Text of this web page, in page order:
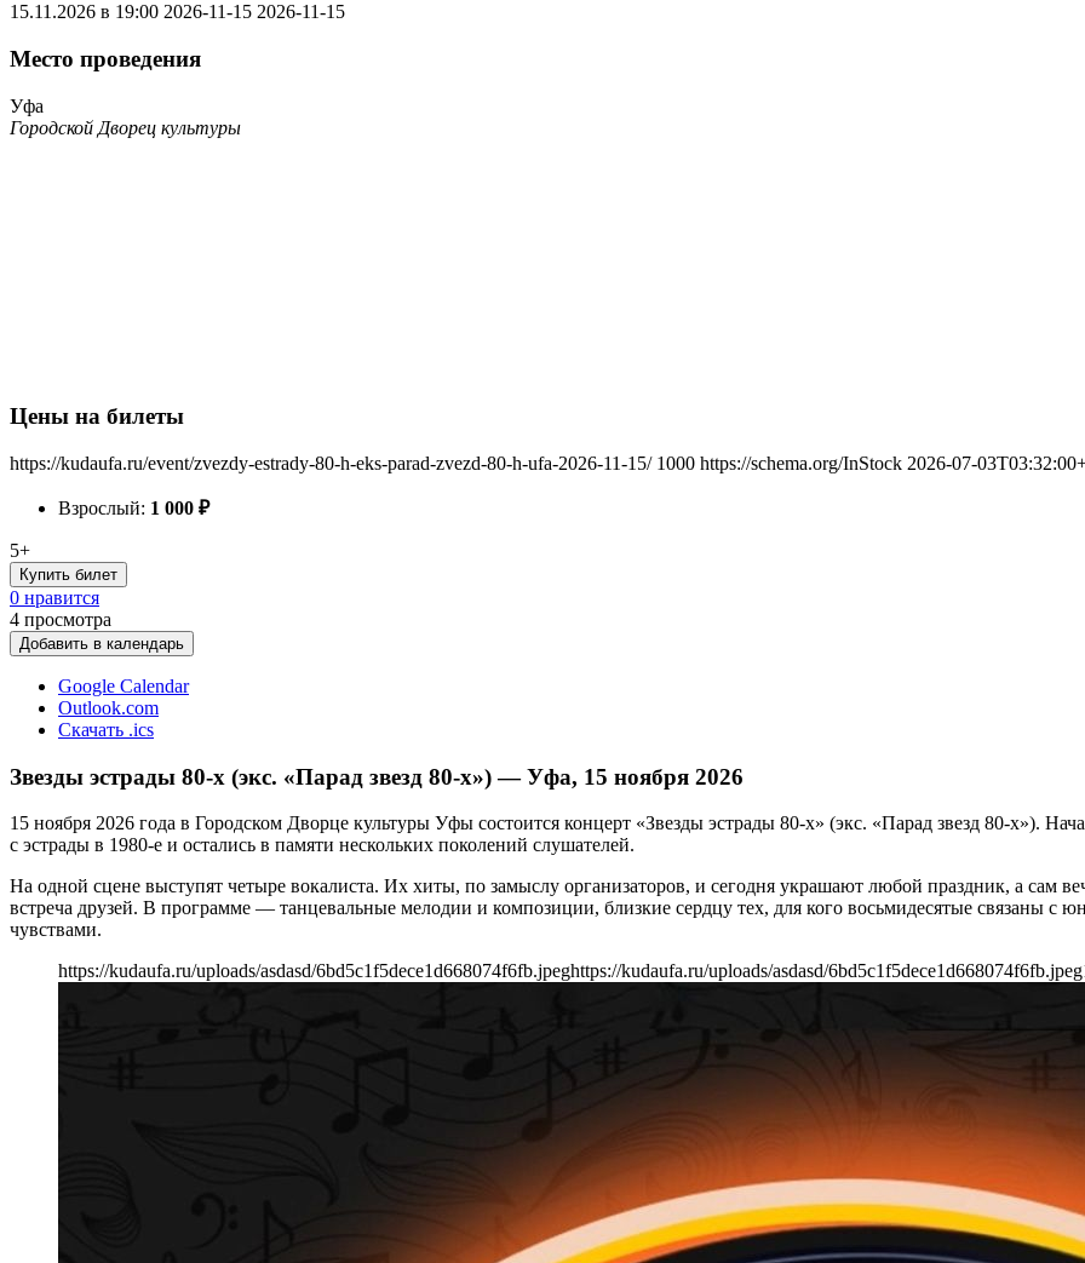
15.11.2026 в 19:00 2026-11-15 2026-11-15
Место проведения
Уфа
Городской Дворец культуры
Цены на билеты
https://kudaufa.ru/event/zvezdy-estrady-80-h-eks-parad-zvezd-80-h-ufa-2026-11-15/ 1000 https://schema.org/InStock 2026-07-
Взрослый: 1 000 ₽
5+
Купить билет
0 нравится
4 просмотра
Добавить в календарь
Google Calendar
Outlook.com
Скачать .ics
Звезды эстрады 80-х (экс. «Парад звезд 80-х») — Уфа, 15 ноября 2026
15 ноября 2026 года в Городском Дворце культуры Уфы состоится концерт «Звезды эстрады 80-х» (экс. «Парад звезд 80-х»).
с эстрады в 1980-е и остались в памяти нескольких поколений слушателей.
На одной сцене выступят четыре вокалиста. Их хиты, по замыслу организаторов, и сегодня украшают любой праздник, а сам
встреча друзей. В программе — танцевальные мелодии и композиции, близкие сердцу тех, для кого восьмидесятые связаны
чувствами.
https://kudaufa.ru/uploads/asdasd/6bd5c1f5dece1d668074f6fb.jpeghttps://kudaufa.ru/uploads/asdasd/6bd5c1f5dece1d668074f6fb.jpeg